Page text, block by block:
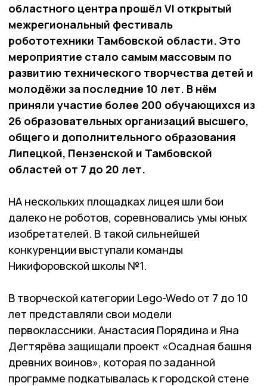
областного центра прошёл VI от­кры­тый
межрегиональный фестиваль
робототехники Тамбовской области. Это
мероприятие стало самым массовым по
развитию технического творчества детей и
молодёжи за последние 10 лет. В нём
приняли участие более 200 обу­чающихся из
26 образовательных организаций высшего,
общего и дополнительного образования
Липецкой, Пензенской и Тамбовской
областей от 7 до 20 лет.
НА нескольких площадках лицея шли бои
далеко не роботов, соревновались умы юных
изобретателей. В такой сильнейшей
конкуренции выступали команды
Никифоровской школы №1.
В творческой категории Lego-Wedo от 7 до 10
лет представляли свои модели
первоклассники. Анастасия Поря­дина и Яна
Дегтярёва защищали проект «Осадная башня
древних воинов», которая по заданной
программе подкатывалась к городской стене